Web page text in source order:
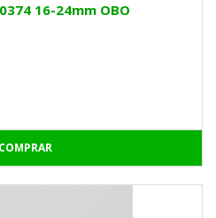
16-24mm OBO
COMPRAR